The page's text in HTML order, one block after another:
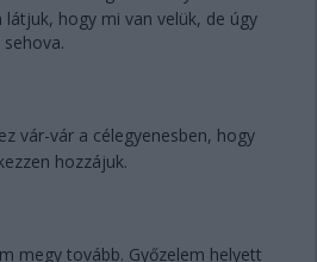
látjuk, hogy mi van velük, de úgy
vár-vár a célegyenesben, hogy
hozzájuk.
megy tovább. Győzelem helyett